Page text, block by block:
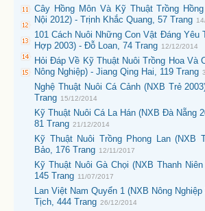
Cây Hồng Môn Và Kỹ Thuật Trồng
Nội 2012) - Trịnh Khắc Quang, 57 Trang
101 Cách Nuôi Những Con Vật Đáng Yêu
Hợp 2003) - Đỗ Loan, 74 Trang 12/12/2014
Hỏi Đáp Về Kỹ Thuật Nuôi Trồng Hoa Và
Nông Nghiệp) - Jiang Qing Hai, 119 Trang
Nghệ Thuật Nuôi Cá Cảnh (NXB Trẻ
Trang 15/12/2014
Kỹ Thuật Nuôi Cá La Hán (NXB Đà Nẵng
81 Trang 21/12/2014
Kỹ Thuật Nuôi Trồng Phong Lan (NXB
Bảo, 176 Trang 12/11/2017
Kỹ Thuật Nuôi Gà Chọi (NXB Thanh
145 Trang 11/07/2017
Lan Việt Nam Quyển 1 (NXB Nông
Tịch, 444 Trang 26/12/2014